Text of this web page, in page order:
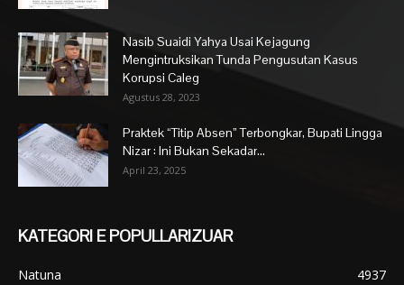
Nasib Suaidi Yahya Usai Kejagung
Mengintruksikan Tunda Pengusutan Kasus
Korupsi Caleg
Agustus 28, 2023
Praktek “Titip Absen” Terbongkar, Bupati Lingga
Nizar : Ini Bukan Sekadar...
April 23, 2025
KATEGORI E POPULLARIZUAR
Natuna
4937